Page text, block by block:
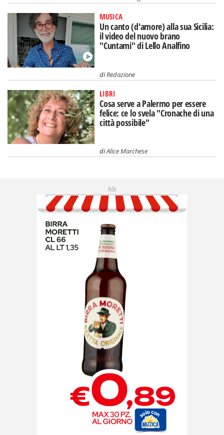
MUSICA
Un canto (d'amore) alla sua Sicilia:
il video del nuovo brano
"Cuntami" di Lello Analfino
diRedazione
LIBRI
Cosa serve a Palermo per essere
felice: ce lo svela "Cronache di una
città possibile"
diAlice Marchese
Adv